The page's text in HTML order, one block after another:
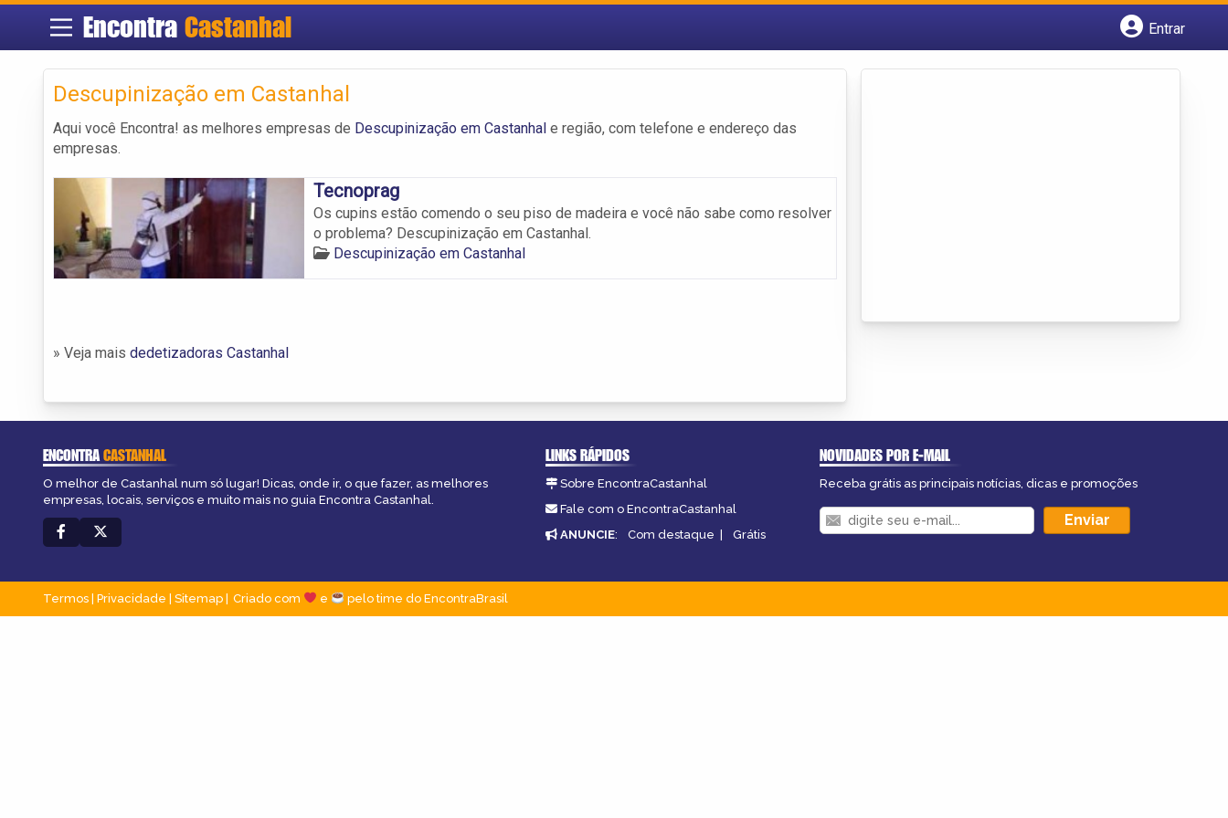
Encontra Castanhal
Entrar
Descupinização em Castanhal
Aqui você Encontra! as melhores empresas de Descupinização em Castanhal e região, com telefone e endereço das
empresas.
Tecnoprag
Os cupins estão comendo o seu piso de madeira e você não sabe como resolver
o problema? Descupinização em Castanhal.
Descupinização em Castanhal
» Veja mais dedetizadoras Castanhal
ENCONTRACASTANHAL
O melhor de Castanhal num só lugar! Dicas, onde ir, o que fazer, as melhores
empresas, locais, serviços e muito mais no guia Encontra Castanhal.
LINKS RÁPIDOS
Sobre EncontraCastanhal
Fale com o EncontraCastanhal
ANUNCIE: Com destaque | Grátis
NOVIDADES POR E-MAIL
Receba grátis as principais notícias, dicas e promoções
Termos Privacidade Sitemap Criado com e pelo time do EncontraBrasil